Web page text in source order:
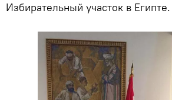
Избирательный участок в Египте.